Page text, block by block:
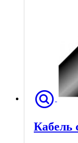
Кабель